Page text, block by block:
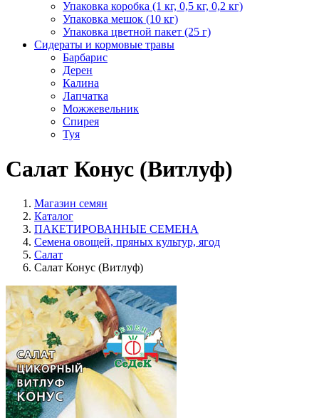
Упаковка коробка (1 кг, 0,5 кг, 0,2 кг)
Упаковка мешок (10 кг)
Упаковка цветной пакет (25 г)
Сидераты и кормовые травы
Барбарис
Дерен
Калина
Лапчатка
Можжевельник
Спирея
Туя
Салат Конус (Витлуф)
Магазин семян
Каталог
ПАКЕТИРОВАННЫЕ СЕМЕНА
Семена овощей, пряных культур, ягод
Салат
Салат Конус (Витлуф)